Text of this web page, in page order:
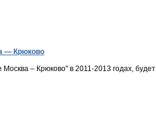
— Крюково
Москва – Крюково" в 2011-2013 годах, будет